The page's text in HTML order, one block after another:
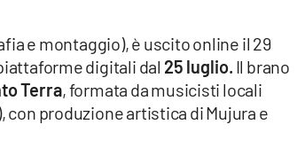
e montaggio), è uscito online il 29
digitali dal 25 luglio. Il brano
Terra, formata da musicisti locali
produzione artistica di Mujura e